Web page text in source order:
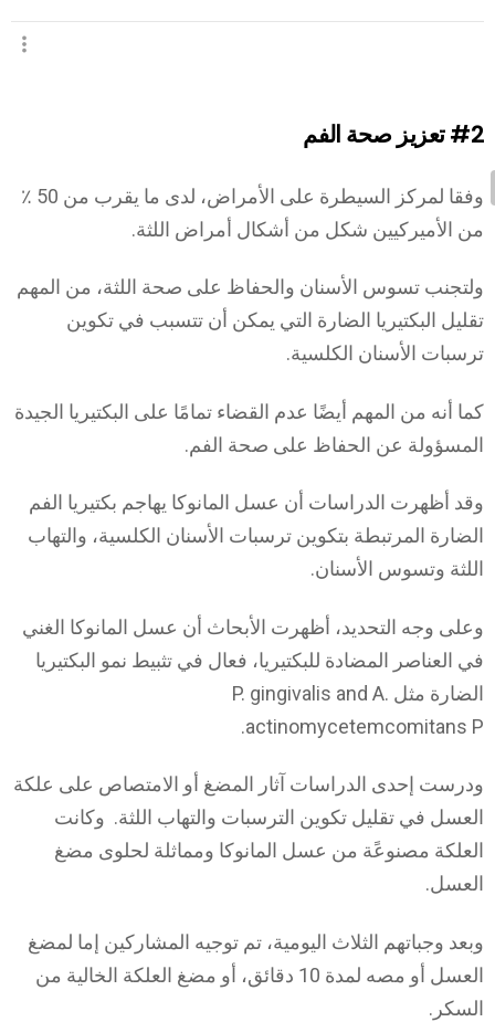
#2تعزيز صحة الفم
وفقا لمركز السيطرة على الأمراض، لدى ما يقرب من 50 ٪
من الأميركيين شكل من أشكال أمراض اللثة.
ولتجنب تسوس الأسنان والحفاظ على صحة اللثة، من المهم
تقليل البكتيريا الضارة التي يمكن أن تتسبب في تكوين
ترسبات الأسنان الكلسية.
كما أنه من المهم أيضًا عدم القضاء تمامًا على البكتيريا الجيدة
المسؤولة عن الحفاظ على صحة الفم.
وقد أظهرت الدراسات أن عسل المانوكا يهاجم بكتيريا الفم
الضارة المرتبطة بتكوين ترسبات الأسنان الكلسية، والتهاب
اللثة وتسوس الأسنان.
وعلى وجه التحديد، أظهرت الأبحاث أن عسل المانوكا الغني
في العناصر المضادة للبكتيريا، فعال في تثبيط نمو البكتيريا
الضارة مثل P. gingivalis and A.
actinomycetemcomitans P.
ودرست إحدى الدراسات آثار المضغ أو الامتصاص على علكة
العسل في تقليل تكوين الترسبات والتهاب اللثة. وكانت
العلكة مصنوعًة من عسل المانوكا ومماثلة لحلوى مضغ
العسل.
وبعد وجباتهم الثلاث اليومية، تم توجيه المشاركين إما لمضغ
العسل أو مصه لمدة 10 دقائق، أو مضغ العلكة الخالية من
السكر.